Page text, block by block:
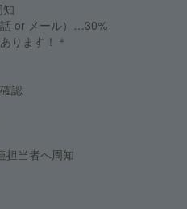
知
or メール）…30%
ります！＊
認
当者へ周知